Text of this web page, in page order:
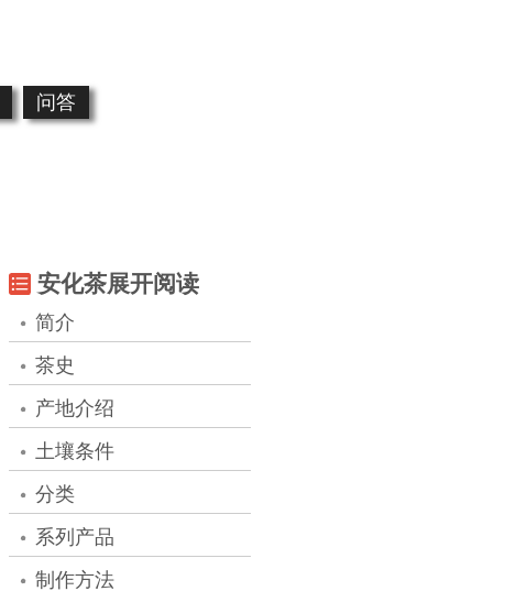
问答
安化茶展开阅读
简介
茶史
产地介绍
土壤条件
分类
系列产品
制作方法